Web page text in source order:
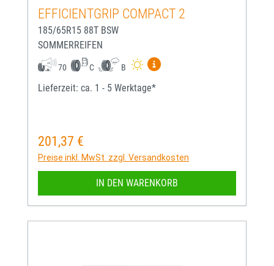
EFFICIENTGRIP COMPACT 2
185/65R15 88T BSW
SOMMERREIFEN
70 C B
Mehr Informationen zum
Lieferzeit: ca. 1 - 5 Werktage*
Regulärer Preis:
201,37 €
Preise inkl. MwSt. zzgl. Versandkosten
IN DEN WARENKORB